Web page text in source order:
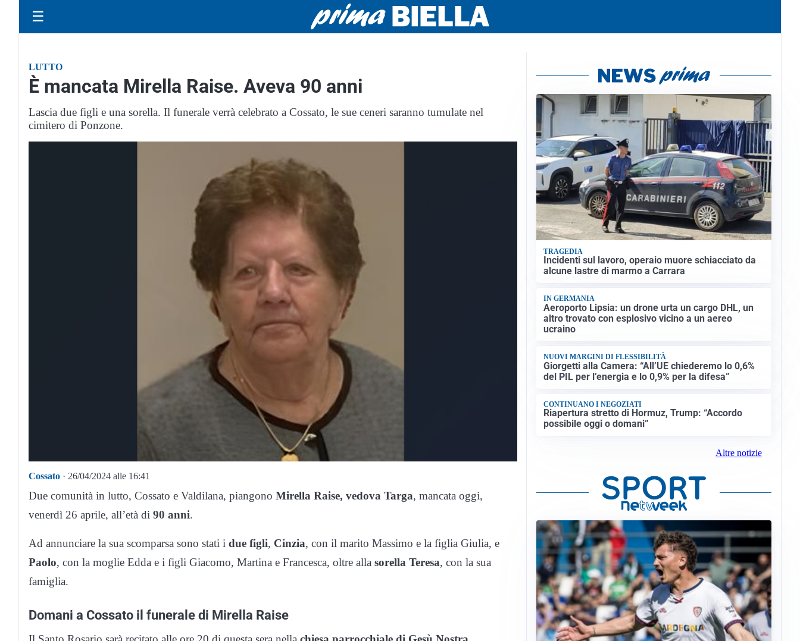
☰
LUTTO
È mancata Mirella Raise. Aveva 90 anni
Lascia due figli e una sorella. Il funerale verrà celebrato a Cossato, le sue ceneri saranno tumulate nel
cimitero di Ponzone.
Cossato · 26/04/2024 alle 16:41
Due comunità in lutto, Cossato e Valdilana, piangono Mirella Raise, vedova Targa, mancata oggi,
venerdì 26 aprile, all’età di 90 anni.
Ad annunciare la sua scomparsa sono stati i due figli, Cinzia, con il marito Massimo e la figlia Giulia, e
Paolo, con la moglie Edda e i figli Giacomo, Martina e Francesca, oltre alla sorella Teresa, con la sua
famiglia.
Domani a Cossato il funerale di Mirella Raise
TRAGEDIA
Incidenti sul lavoro, operaio muore schiacciato da
alcune lastre di marmo a Carrara
IN GERMANIA
Aeroporto Lipsia: un drone urta un cargo DHL, un
altro trovato con esplosivo vicino a un aereo
ucraino
NUOVI MARGINI DI FLESSIBILITÀ
Giorgetti alla Camera: “All’UE chiederemo lo 0,6%
del PIL per l’energia e lo 0,9% per la difesa”
CONTINUANO I NEGOZIATI
Riapertura stretto di Hormuz, Trump: “Accordo
possibile oggi o domani”
Altre notizie